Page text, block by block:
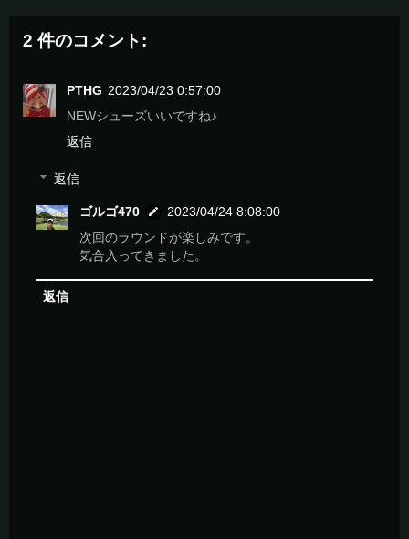
2 件のコメント:
PTHG 2023/04/23 0:57:00
NEWシューズいいですね♪
返信
返信
ゴルゴ470
2023/04/24 8:08:00
次回のラウンドが楽しみです。
気合入ってきました。
返信